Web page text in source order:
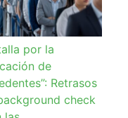
por la
de
Retrasos
check